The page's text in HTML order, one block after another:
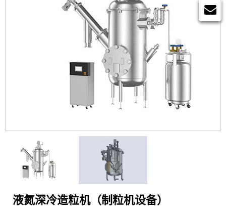
液氮深冷造粒机（制粒机设备）